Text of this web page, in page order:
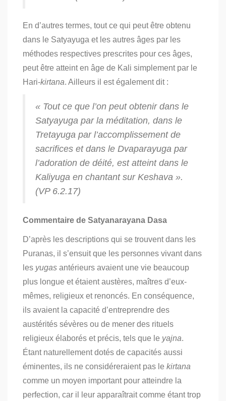
En d’autres termes, tout ce qui peut être obtenu
dans le Satyayuga et les autres âges par les
méthodes respectives prescrites pour ces âges,
peut être atteint en âge de Kali simplement par le
Hari-kirtana. Ailleurs il est également dit :
« Tout ce que l’on peut obtenir dans le
Satyayuga par la méditation, dans le
Tretayuga par l’accomplissement de
sacrifices et dans le Dvaparayuga par
l’adoration de déité, est atteint dans le
Kaliyuga en chantant sur Keshava ».
(VP 6.2.17)
Commentaire de Satyanarayana Dasa
D’après les descriptions qui se trouvent dans les
Puranas, il s’ensuit que les personnes vivant dans
les yugas antérieurs avaient une vie beaucoup
plus longue et étaient austères, maîtres d’eux-
mêmes, religieux et renoncés. En conséquence,
ils avaient la capacité d’entreprendre des
austérités sévères ou de mener des rituels
religieux élaborés et précis, tels que le yajna.
Étant naturellement dotés de capacités aussi
éminentes, ils ne considéreraient pas le kirtana
comme un moyen important pour atteindre la
perfection, car il leur apparaîtrait comme étant trop